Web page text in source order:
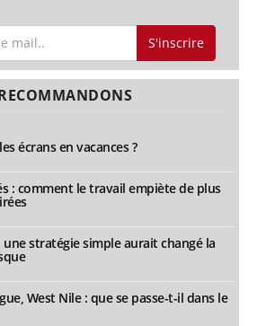
S'inscrire
écrans en vacances ?
: comment le travail empiète de plus
une stratégie simple aurait changé la
West Nile : que se passe-t-il dans le